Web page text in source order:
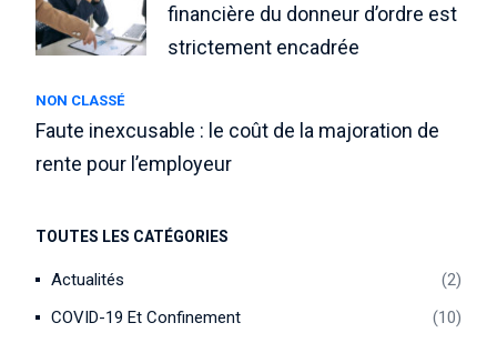
financière du donneur d’ordre est
strictement encadrée
NON CLASSÉ
Faute inexcusable : le coût de la majoration de
rente pour l’employeur
TOUTES LES CATÉGORIES
Actualités
2
COVID-19 Et Confinement
10